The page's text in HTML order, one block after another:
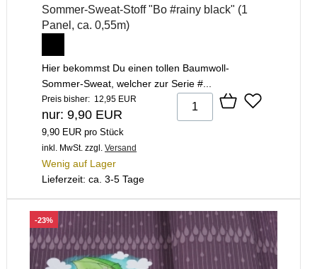
Sommer-Sweat-Stoff "Bo #rainy black" (1
Panel, ca. 0,55m)
Hier bekommst Du einen tollen Baumwoll-
Sommer-Sweat, welcher zur Serie #...
Preis bisher: 12,95 EUR
nur: 9,90 EUR
9,90 EUR pro Stück
inkl. MwSt. zzgl. Versand
Wenig auf Lager
Lieferzeit: ca. 3-5 Tage
-23%